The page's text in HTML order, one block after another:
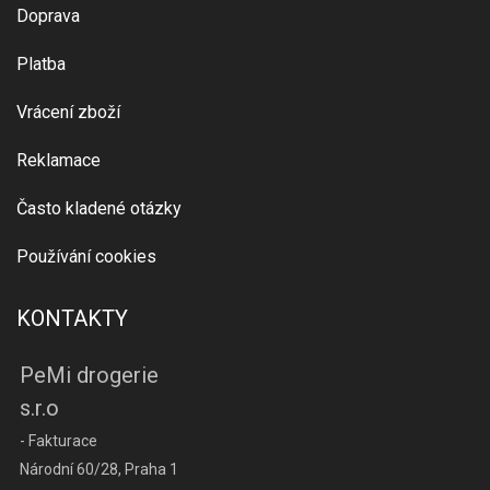
Doprava
Platba
Vrácení zboží
Reklamace
Často kladené otázky
Používání cookies
KONTAKTY
PeMi drogerie
s.r.o
- Fakturace
Národní 60/28, Praha 1